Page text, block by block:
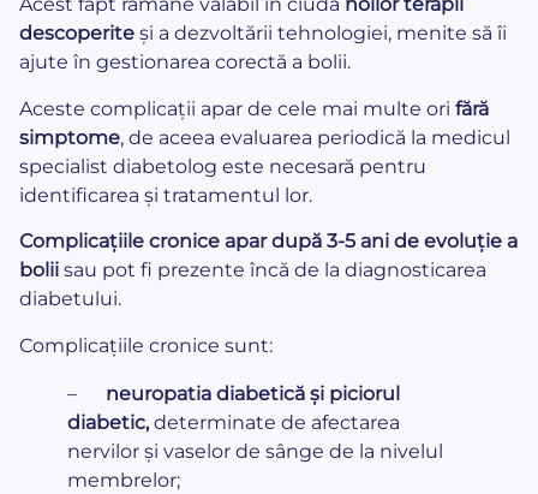
Acest fapt rămâne valabil în ciuda noilor terapii
descoperite și a dezvoltării tehnologiei, menite să îi
ajute în gestionarea corectă a bolii.
Aceste complicații apar de cele mai multe ori fără
simptome, de aceea evaluarea periodică la medicul
specialist diabetolog este necesară pentru
identificarea și tratamentul lor.
Complicațiile cronice apar după 3-5 ani de evoluție a
bolii sau pot fi prezente încă de la diagnosticarea
diabetului.
Complicațiile cronice sunt:
– neuropatia diabetică și piciorul
diabetic,determinate de afectarea
nervilor și vaselor de sânge de la nivelul
membrelor;